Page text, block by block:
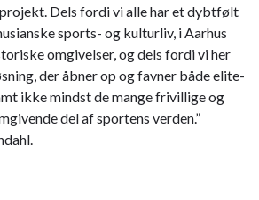
Dels fordi vi alle har et dybtfølt
sports- og kulturliv, i Aarhus
omgivelser, og dels fordi vi her
der åbner op og favner både elite-
ikke mindst de mange frivillige og
del af sportens verden.”